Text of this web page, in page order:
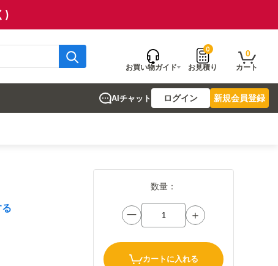
)
お買い物ガイド
0
お見積り
0
カート
AIチャット ログイン 新規会員登録
数量：
ー ＋
カートに入れる